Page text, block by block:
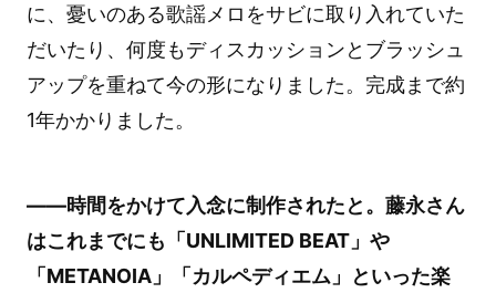
に、憂いのある歌謡メロをサビに取り入れていた
だいたり、何度もディスカッションとブラッシュ
アップを重ねて今の形になりました。完成まで約
1年かかりました。
――時間をかけて入念に制作されたと。藤永さん
はこれまでにも「UNLIMITED BEAT」や
「METANOIA」「カルペディエム」といった楽